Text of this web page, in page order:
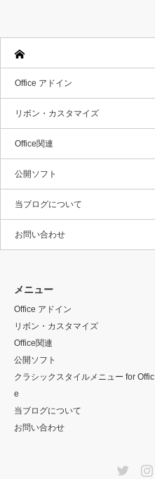
Office アドイン
リボン・カスタマイズ
Office関連
公開ソフト
当ブログについて
お問い合わせ
メニュー
Office アドイン
リボン・カスタマイズ
Office関連
公開ソフト
クラシックスタイルメニュー for Offic
e
当ブログについて
お問い合わせ